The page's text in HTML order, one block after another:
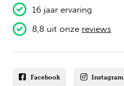
16 jaar ervaring
8,8 uit onze reviews
Facebook Instagram